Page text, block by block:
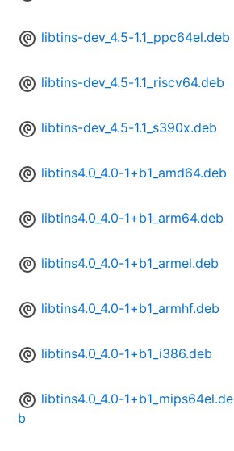
libtins-dev_4.5-1.1_ppc64el.deb
libtins-dev_4.5-1.1_riscv64.deb
libtins-dev_4.5-1.1_s390x.deb
libtins4.0_4.0-1+b1_amd64.deb
libtins4.0_4.0-1+b1_arm64.deb
libtins4.0_4.0-1+b1_armel.deb
libtins4.0_4.0-1+b1_armhf.deb
libtins4.0_4.0-1+b1_i386.deb
libtins4.0_4.0-1+b1_mips64el.de
b